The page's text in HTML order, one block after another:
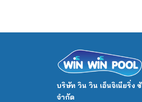
บริษัท วิน วิน เอ็นจิเนียริ่ง
จำกัด